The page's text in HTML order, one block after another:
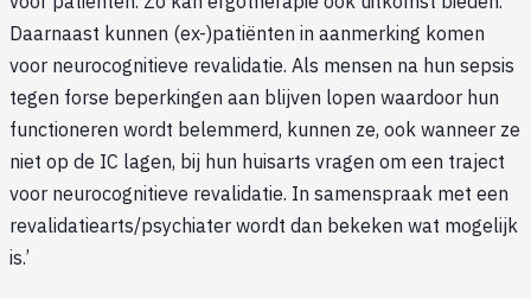
Daarnaast kunnen (ex-)patiënten in aanmerking komen
voor neurocognitieve revalidatie. Als mensen na hun sepsis
tegen forse beperkingen aan blijven lopen waardoor hun
functioneren wordt belemmerd, kunnen ze, ook wanneer ze
niet op de IC lagen, bij hun huisarts vragen om een traject
voor neurocognitieve revalidatie. In samenspraak met een
revalidatiearts/psychiater wordt dan bekeken wat mogelijk
is.’